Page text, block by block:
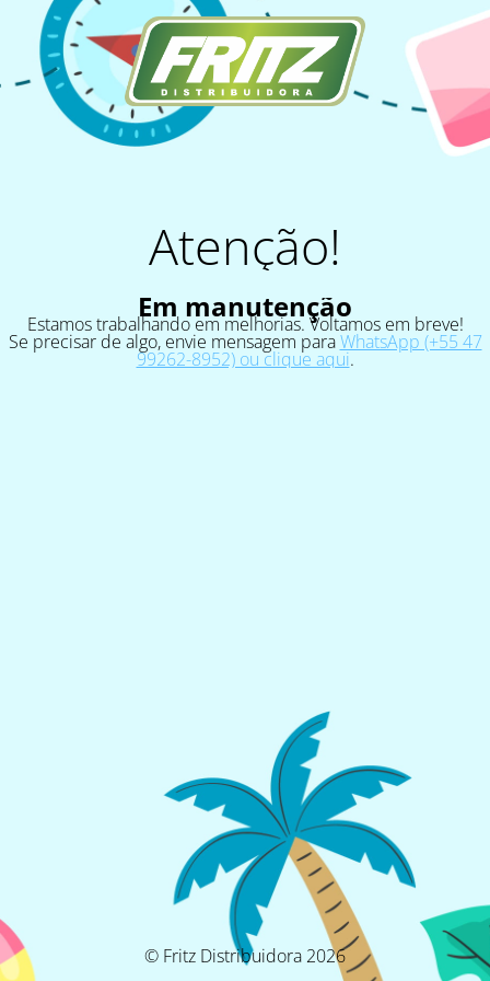
Atenção!
Em manutenção
Estamos trabalhando em melhorias. Voltamos em breve!
Se precisar de algo, envie mensagem paraWhatsApp (+55 47
99262-8952) ou clique aqui.
© Fritz Distribuidora 2026